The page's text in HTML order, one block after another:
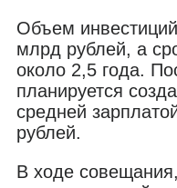
Объем
млрд рублей, а
около 2,5 года.
планируется
средней
рублей.
В ходе